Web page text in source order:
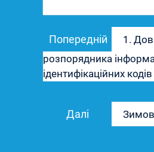
записів
Попередній
запис:
1.
розпорядника
ідентифікаційних
Далі
запис: